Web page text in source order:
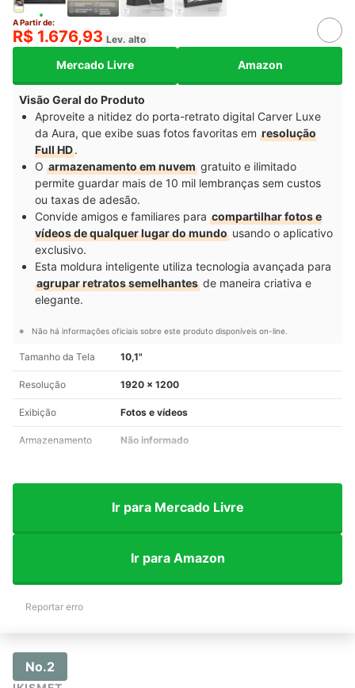
A Partir de:
R$ 1.676,93 Lev. alto
Mercado Livre Amazon
Visão Geral do Produto
Aproveite a nitidez do porta-retrato digital Carver Luxe
da Aura, que exibe suas fotos favoritas em resolução
Full HD.
O armazenamento em nuvem gratuito e ilimitado
permite guardar mais de 10 mil lembranças sem custos
ou taxas de adesão.
Convide amigos e familiares para compartilhar fotos e
vídeos de qualquer lugar do mundo usando o aplicativo
exclusivo.
Esta moldura inteligente utiliza tecnologia avançada para
agrupar retratos semelhantes de maneira criativa e
elegante.
Não há informações oficiais sobre este produto disponíveis on-line.
Tamanho da Tela 10,1"
Resolução 1920 x 1200
Exibição Fotos e vídeos
Armazenamento Não informado
Ir para Mercado Livre
Ir para Amazon
Reportar erro
No.2